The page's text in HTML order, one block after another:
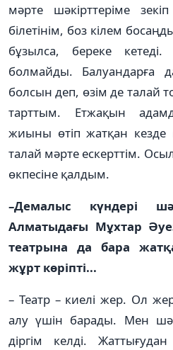
мәрте шәкірттеріме
білетінім, боз кілем
бұзылса, береке
болмайды. Балуандарға
болсын деп, өзім де талай
тарттым. Етжақын
жиыны өтіп жатқан кезде
талай мәрте ескерттім.
өкпесіне қалдым.
–Демалыс күндері
Алматыдағы Мұхтар
театрына да бара
жұрт көріпті...
– Театр – киелі жер. Ол
алу үшін барады. Мен
діргім келді.